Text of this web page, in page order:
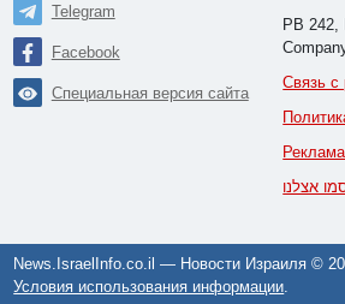
Telegram
Facebook
Специальная версия сайта
PB 242,
Связь с
אצלנו
News.IsraelInfo.co.il — Новости Израиля ©
Условия использования информации.